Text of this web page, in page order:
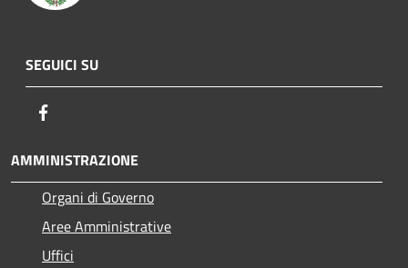
SEGUICI SU
AMMINISTRAZIONE
Organi di Governo
Aree Amministrative
Uffici